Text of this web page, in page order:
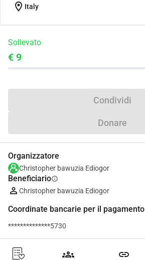
location_on Italy
Sollevato
€ 9
Condividi
Donare
Organizzatore
Christopher bawuzia Ediogor
Beneficiarioinfo
Christopher bawuzia Ediogor
Coordinate bancarie per il pagamento
**************5730
groups link